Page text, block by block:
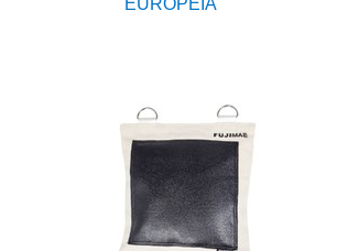
EUROPEIA